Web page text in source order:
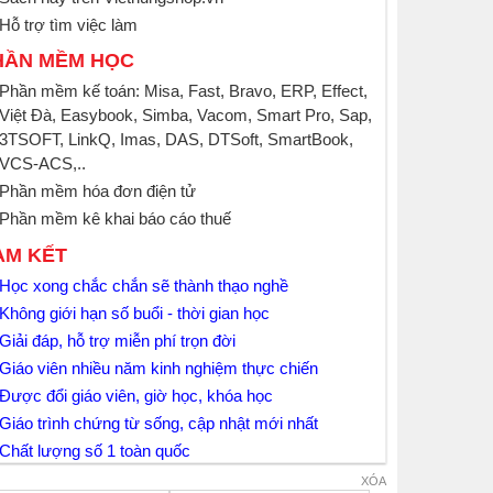
trợ tìm việc làm
MỀM HỌC
mềm kế toán: Misa, Fast, Bravo, ERP, Effect,
Đà, Easybook, Simba, Vacom, Smart Pro, Sap,
LinkQ, Imas, DAS, DTSoft, SmartBook,
ACS,..
mềm hóa đơn điện tử
mềm kê khai báo cáo thuế
KẾT
xong chắc chắn sẽ thành thạo nghề
giới hạn số buổi - thời gian học
đáp, hỗ trợ miễn phí trọn đời
viên nhiều năm kinh nghiệm thực chiến
đổi giáo viên, giờ học, khóa học
trình chứng từ sống, cập nhật mới nhất
lượng số 1 toàn quốc
XÓA